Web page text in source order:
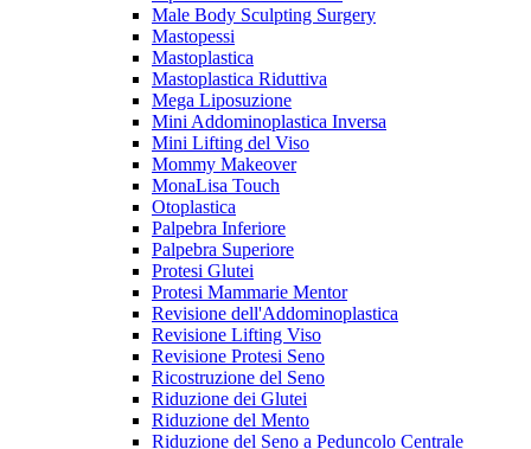
Male Body Sculpting Surgery
Mastopessi
Mastoplastica
Mastoplastica Riduttiva
Mega Liposuzione
Mini Addominoplastica Inversa
Mini Lifting del Viso
Mommy Makeover
MonaLisa Touch
Otoplastica
Palpebra Inferiore
Palpebra Superiore
Protesi Glutei
Protesi Mammarie Mentor
Revisione dell'Addominoplastica
Revisione Lifting Viso
Revisione Protesi Seno
Ricostruzione del Seno
Riduzione dei Glutei
Riduzione del Mento
Riduzione del Seno a Peduncolo Centrale